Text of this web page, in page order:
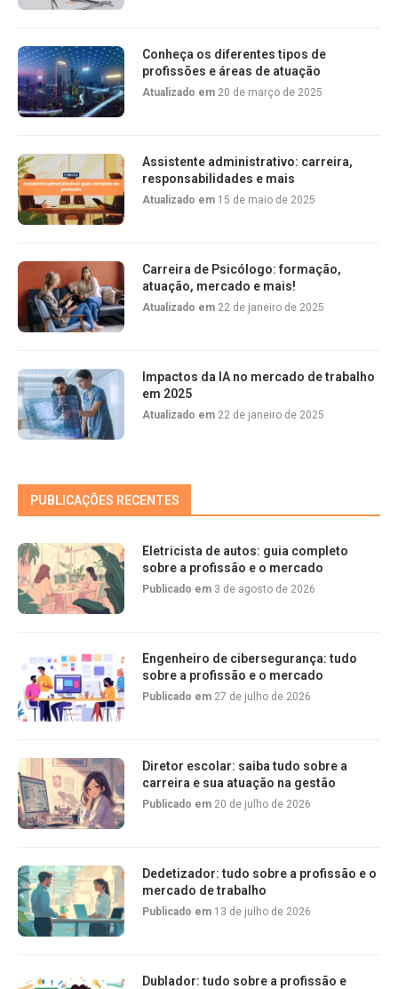
Conheça os diferentes tipos de
profissões e áreas de atuação
Atualizado em 20 de março de 2025
Assistente administrativo: carreira,
responsabilidades e mais
Atualizado em 15 de maio de 2025
Carreira de Psicólogo: formação,
atuação, mercado e mais!
Atualizado em 22 de janeiro de 2025
Impactos da IA no mercado de trabalho
em 2025
Atualizado em 22 de janeiro de 2025
PUBLICAÇÕES RECENTES
Eletricista de autos: guia completo
sobre a profissão e o mercado
Publicado em 3 de agosto de 2026
Engenheiro de cibersegurança: tudo
sobre a profissão e o mercado
Publicado em 27 de julho de 2026
Diretor escolar: saiba tudo sobre a
carreira e sua atuação na gestão
Publicado em 20 de julho de 2026
Dedetizador: tudo sobre a profissão e o
mercado de trabalho
Publicado em 13 de julho de 2026
Dublador: tudo sobre a profissão e